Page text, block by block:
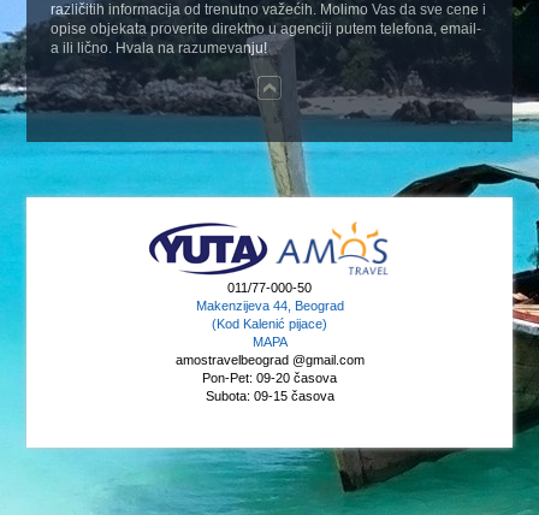
različitih informacija od trenutno važećih. Molimo Vas da sve cene i
opise objekata proverite direktno u agenciji putem telefona, email-
a ili lično. Hvala na razumevanju!
011/77-000-50
Makenzijeva 44, Beograd
(Kod Kalenić pijace)
MAPA
amostravelbeograd @gmail.com
Pon-Pet: 09-20 časova
Subota: 09-15 časova